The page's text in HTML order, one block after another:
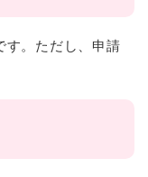
す。ただし、申請